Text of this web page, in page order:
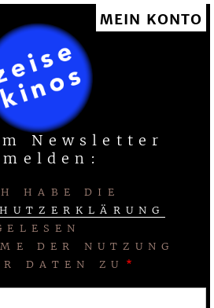
zum
Inhalt
MEIN KONTO
Newsletter
HABE DIE
DER NUTZUNG
DATEN ZU